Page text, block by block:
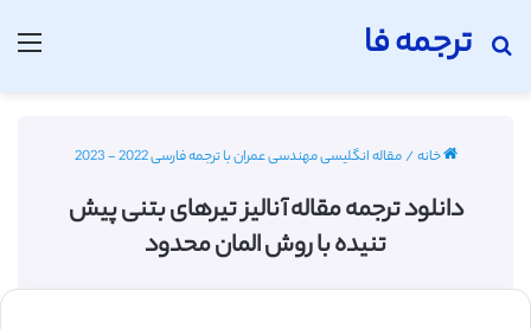
ترجمه فا
جستجو برای
خانه/مقاله انگلیسی مهندسی عمران با ترجمه فارسی 2022 - 2023
دانلود ترجمه مقاله آنالیز تیرهای بتنی پیش
تنیده با روش المان محدود